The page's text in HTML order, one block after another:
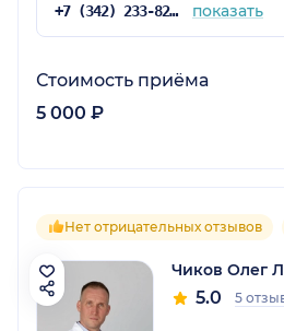
+7 (342) 233-82-90 показать
Стоимость приёма
5 000 ₽
Нет отрицательных отзывов
Чиков Олег
5.0 5